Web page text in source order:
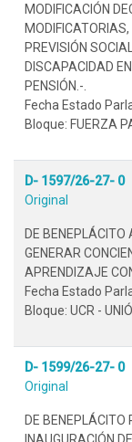
MODIFICACIÓN
PREVISIÓN
DISCAPACIDAD
PENSIÓN.-.
Fecha Estado
Bloque: FUERZA
D- 1597/26-27- 0
Original
DE BENEPLÁCITO
GENERAR
APRENDIZAJE
Fecha Estado
Bloque: UCR -
D- 1599/26-27- 0
Original
DE BENEPLÁCITO
INAUGURACIÓN